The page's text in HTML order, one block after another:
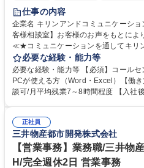
仕事の内容
企業名 キリンアンドコミュニケーションズ株式会社
客様相談室】お客様のお声をもとにより良い
≪★コミュニケーションを通してキ
お客様のお声をより良い商品づくりに
様相談室でのお仕事です。 日々お客様からいただくキリングループへのご
意見を、企業活動に活かしています。
って対応、情報提供するとともにグル
人チャットボット対応など。 【1日
平均100件前後■メール・手紙：同上40件前後 募集職種 中野本
相談室】お客様のお声をもとにより良
必要な経験・能力等
必要な経験・能力等 【必須】コールセ
PCが使える方（Word・Excel）【働
談可/月平均残業7～8時間程度 【入社後の研修】着任から1か月は電話対応
施する予定です。独り立ち以降もし
すのでご安心ください。 【当社につ
う会社として、お客様との出会いを大
を込めてコミュニケーションをとり
す。 学歴・資格 学歴：大学院 大学 高専 短大 専修学校 高校 語学力： 資
正社員
三井物産都市開発株式会社
【営業事務】業務職/三井物
H/完全週休2日 営業事務